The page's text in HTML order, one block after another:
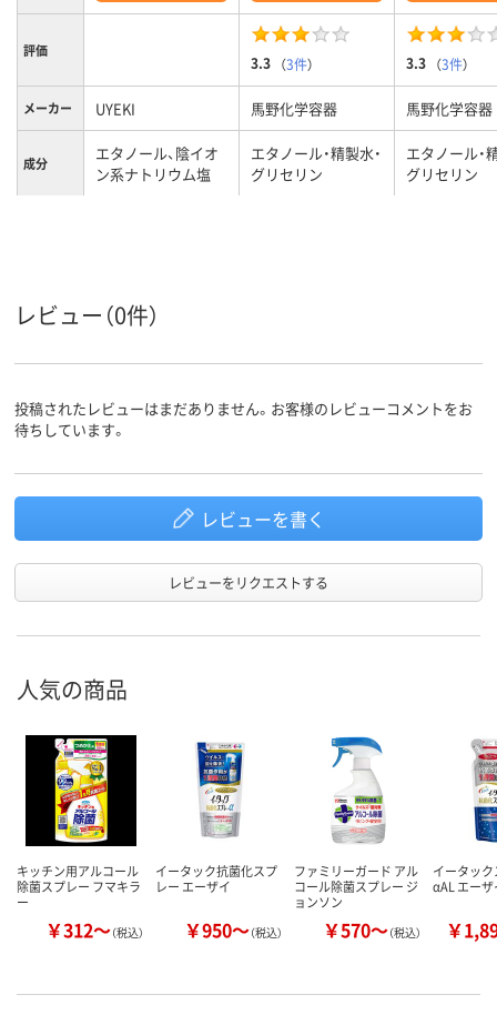
評価
3.3 （3件） 3.3 （3件）
メーカー UYEKI 馬野化学容器 馬野化学容器
成分
エタノール、陰イオ
ン系ナトリウム塩
エタノール・精製水・
グリセリン
エタノール・
グリセリン
レビュー（0件）
投稿されたレビューはまだありません。お客様のレビューコメントをお
待ちしています。
レビューを書く
レビューをリクエストする
人気の商品
キッチン用アルコール
除菌スプレー フマキラ
ー
￥312～（税込）
イータック抗菌化スプ
レー エーザイ
￥950～（税込）
ファミリーガード アル
コール除菌スプレー ジ
ョンソン
￥570～（税込）
イータッ
αAL エーザ
￥